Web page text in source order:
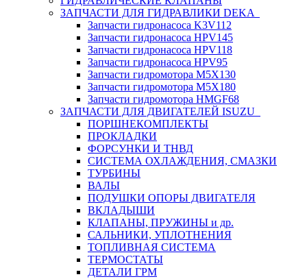
ЗАПЧАСТИ ДЛЯ ГИДРАВЛИКИ DEKA
Запчасти гидронасоса K3V112
Запчасти гидронасоса HPV145
Запчасти гидронасоса HPV118
Запчасти гидронасоса HPV95
Запчасти гидромотора M5X130
Запчасти гидромотора M5X180
Запчасти гидромотора HMGF68
ЗАПЧАСТИ ДЛЯ ДВИГАТЕЛЕЙ ISUZU
ПОРШНЕКОМПЛЕКТЫ
ПРОКЛАДКИ
ФОРСУНКИ И ТНВД
СИСТЕМА ОХЛАЖДЕНИЯ, СМАЗКИ
ТУРБИНЫ
ВАЛЫ
ПОДУШКИ ОПОРЫ ДВИГАТЕЛЯ
ВКЛАДЫШИ
КЛАПАНЫ, ПРУЖИНЫ и др.
САЛЬНИКИ, УПЛОТНЕНИЯ
ТОПЛИВНАЯ СИСТЕМА
ТЕРМОСТАТЫ
ДЕТАЛИ ГРМ